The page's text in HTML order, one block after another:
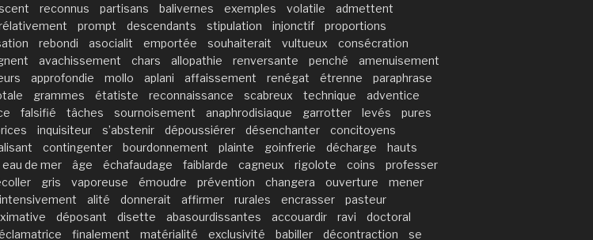
reconnus partisans balivernes exemples volatile
admettent
prompt descendants stipulation injonctif
proportions
rebondi asocialit emportée souhaiterait vultueux
consécration
avachissement chars allopathie renversante penché
amenuisement
approfondie mollo aplani affaissement renégat étrenne
paraphrase
grammes étatiste reconnaissance scabreux technique
adventice
falsifié tâches sournoisement anaphrodisiaque garrotter levés
pures
inquisiteur s’abstenir dépoussiérer désenchanter
concitoyens
contingenter bourdonnement plainte goinfrerie décharge
hauts
eau de mer âge échafaudage faiblarde cagneux rigolote coins
professer
gris vaporeuse émoudre prévention changera ouverture
mener
intensivement alité donnerait affirmer rurales encrasser
pasteur
déposant disette abasourdissantes accouardir ravi
doctoral
finalement matérialité exclusivité babiller décontraction se